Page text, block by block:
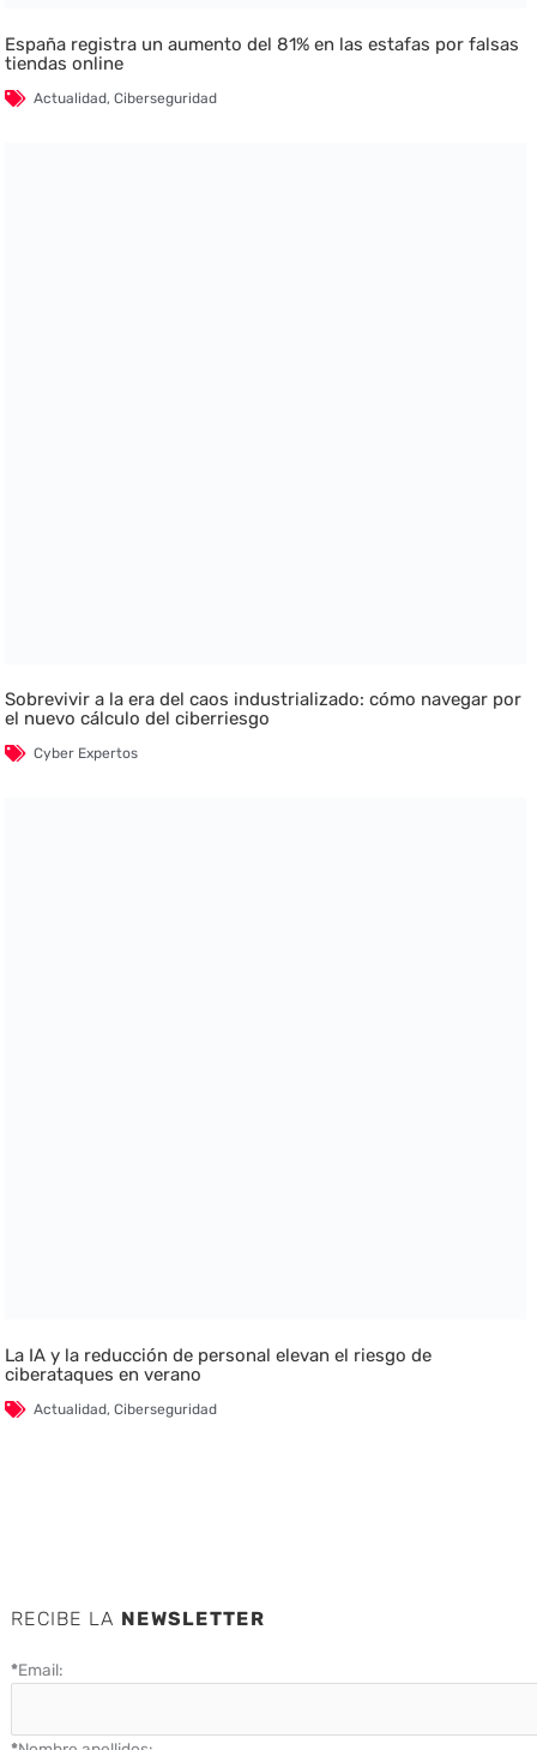
España registra un aumento del 81% en las estafas por falsas
tiendas online
Actualidad,Ciberseguridad
Sobrevivir a la era del caos industrializado: cómo navegar por
el nuevo cálculo del ciberriesgo
Cyber Expertos
La IA y la reducción de personal elevan el riesgo de
ciberataques en verano
Actualidad,Ciberseguridad
RECIBE LA NEWSLETTER
*Email: